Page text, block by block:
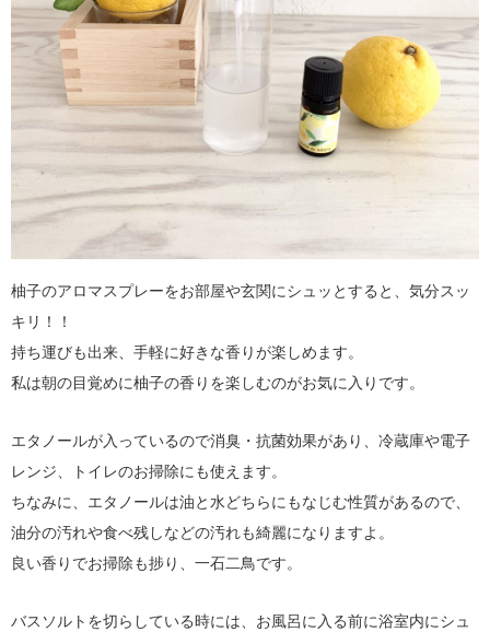
柚子のアロマスプレーをお部屋や玄関にシュッとすると、気分スッ
キリ！！
持ち運びも出来、手軽に好きな香りが楽しめます。
私は朝の目覚めに柚子の香りを楽しむのがお気に入りです。
エタノールが入っているので消臭・抗菌効果があり、冷蔵庫や電子
レンジ、トイレのお掃除にも使えます。
ちなみに、エタノールは油と水どちらにもなじむ性質があるので、
油分の汚れや食べ残しなどの汚れも綺麗になりますよ。
良い香りでお掃除も捗り、一石二鳥です。
バスソルトを切らしている時には、お風呂に入る前に浴室内にシュ